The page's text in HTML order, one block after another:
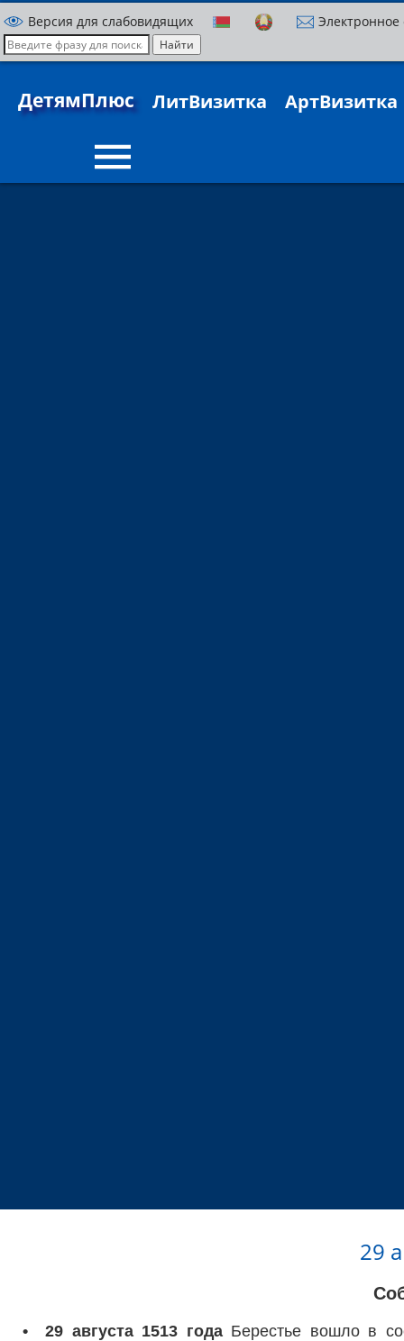
Версия для слабовидящих
ДетямПлюс ЛитВизитка АртВизитка
29
• 29 августа 1513 годаБерестье вошло в